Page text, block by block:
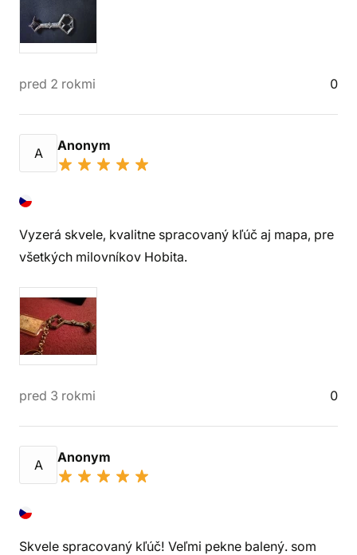
pred 2 rokmi 0
A Anonym
Vyzerá skvele, kvalitne spracovaný kľúč aj mapa, pre
všetkých milovníkov Hobita.
pred 3 rokmi 0
A Anonym
Skvele spracovaný kľúč! Veľmi pekne balený. som